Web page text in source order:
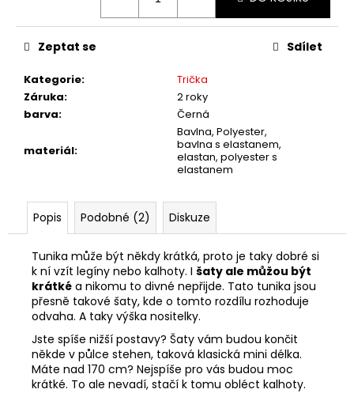
Kategorie:
Trička
Záruka:
2 roky
barva: Černá
materiál:
Bavlna, Polyester,
bavlna s elastanem,
elastan, polyester s
elastanem
Zeptat se Sdílet
Popis Podobné (2) Diskuze
Tunika může být někdy krátká, proto je taky dobré si
k ní vzít legíny nebo kalhoty. I šaty ale můžou být
krátké a nikomu to divné nepřijde. Tato tunika jsou
přesně takové šaty, kde o tomto rozdílu rozhoduje
odvaha. A taky výška nositelky.
Jste spíše nižší postavy? Šaty vám budou končit
někde v půlce stehen, taková klasická mini délka.
Máte nad 170 cm? Nejspíše pro vás budou moc
krátké. To ale nevadí, stačí k tomu obléct kalhoty.
r
u
u
e
e